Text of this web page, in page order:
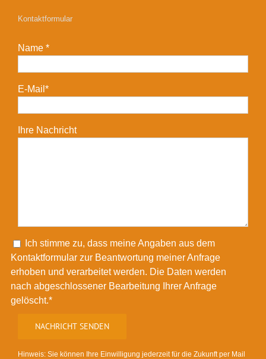
Kontaktformular
Name *
E-Mail*
Ihre Nachricht
Ich stimme zu, dass meine Angaben aus dem
Kontaktformular zur Beantwortung meiner Anfrage
erhoben und verarbeitet werden. Die Daten werden
nach abgeschlossener Bearbeitung Ihrer Anfrage
gelöscht.*
Hinweis: Sie können Ihre Einwilligung jederzeit für die Zukunft per Mail